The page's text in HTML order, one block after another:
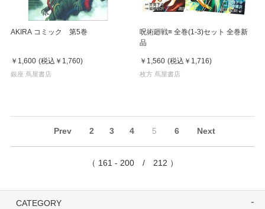
AKIRA コミック 第5巻
￥1,600 (税込 ￥1,760)
銀座 蔦屋書店
呪術廻戦≡ 全巻(1-3)セット 全巻新
品
￥1,560 (税込 ￥1,716)
枚方 蔦屋書店
Prev 2 3 4 5 6 Next
（ 161 - 200 / 212 ）
CATEGORY